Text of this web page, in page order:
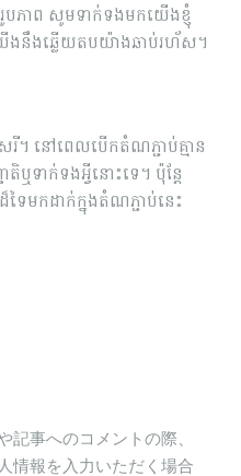
បភាព សូមទាក់ទងមកយើងខ្ញុំ
ងនឹងឆ្លើយតបយ៉ាងឆាប់រហ័ស។
។ នៅពេលបើកតំណភ្ជាប់គ្មាន
ាតិឬទាក់ទងអ្វីនោះទេ។ ប៉ុន្តែ
មកដាក់ក្នុងតំណភ្ជាប់នេះ
事へのコメントの際、
情報を入力いただく場合